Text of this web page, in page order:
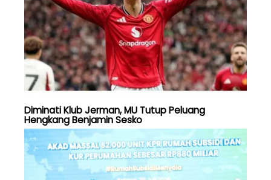
Diminati Klub Jerman, MU Tutup Peluang
Hengkang Benjamin Sesko